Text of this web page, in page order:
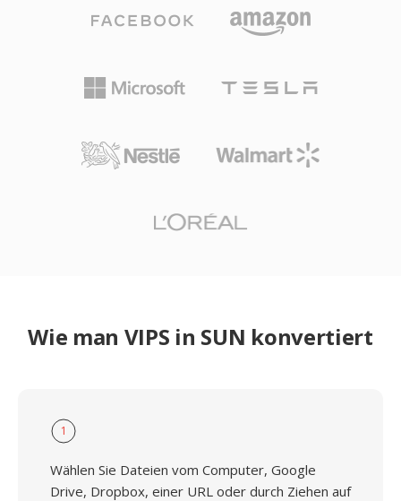
Wie man VIPS in SUN konvertiert
1
Wählen Sie Dateien vom Computer, Google
Drive, Dropbox, einer URL oder durch Ziehen auf